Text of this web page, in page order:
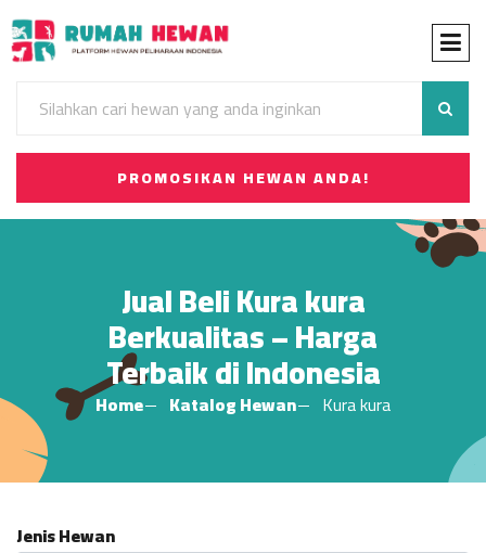
PROMOSIKAN HEWAN ANDA!
Jual Beli Kura kura
Berkualitas – Harga
Terbaik di Indonesia
Home Katalog Hewan Kura kura
Jenis Hewan